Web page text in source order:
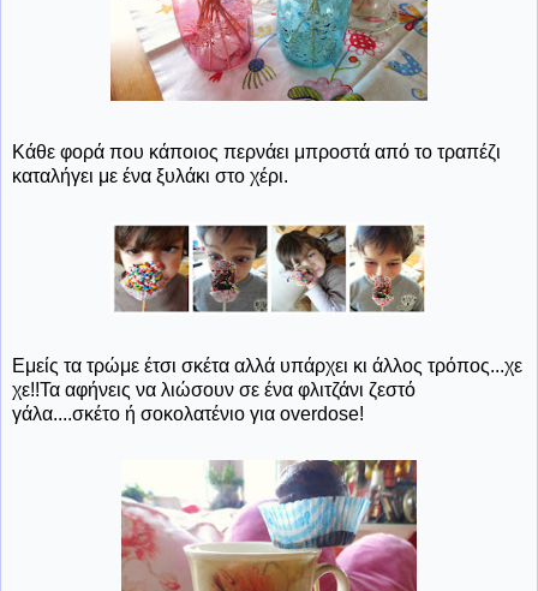
Κάθε φορά που κάποιος περνάει μπροστά από το τραπέζι
καταλήγει με ένα ξυλάκι στο χέρι.
Εμείς τα τρώμε έτσι σκέτα αλλά υπάρχει κι άλλος τρόπος...χε
χε!!Τα αφήνεις να λιώσουν σε ένα φλιτζάνι ζεστό
γάλα....σκέτο ή σοκολατένιο για overdose!